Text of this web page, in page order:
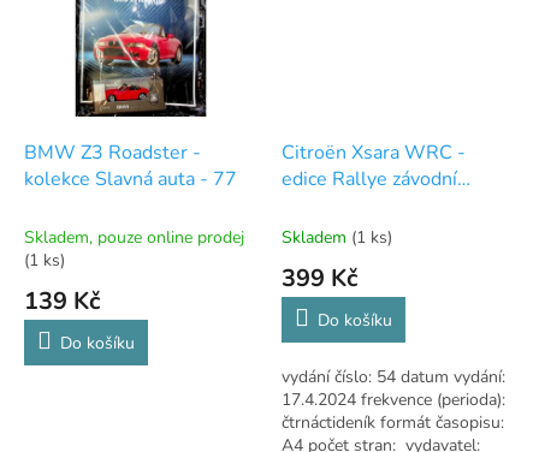
BMW Z3 Roadster -
kolekce Slavná auta - 77
Skladem, pouze online prodej
(1 ks)
139 Kč
Do košíku
Citroën Xsara WRC -
edice Rallye závodní
Skladem (1 ks)
399 Kč
Do košíku
vydání číslo: 54 datum vydání:
17.4.2024 frekvence (perioda):
čtrnáctideník formát časopisu:
A4 počet stran: vydavatel: